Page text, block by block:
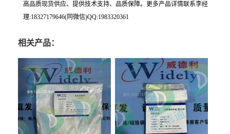
高品质现货供应、提供技术支持、品质保障。更多产品详情联系李经
理:18327179646(同微信)QQ:1983320361
相关产品：